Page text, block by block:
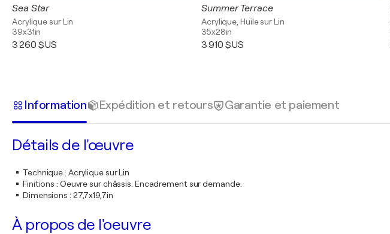
Sea Star
Acrylique sur Lin
39x31in
3 260 $US
Summer Terrace
Acrylique, Huile sur Lin
35x28in
3 910 $US
Information Expédition et retours Garantie et paiement
Détails de l'œuvre
Technique: Acrylique sur Lin
Finitions : Oeuvre sur châssis. Encadrement sur demande.
Dimensions : 27,7x19,7in
À propos de l'oeuvre